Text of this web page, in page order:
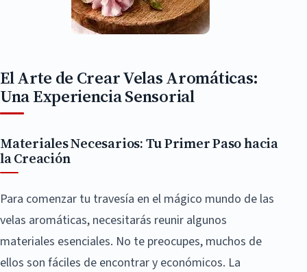
El Arte de Crear Velas Aromáticas:
Una Experiencia Sensorial
Materiales Necesarios: Tu Primer Paso hacia
la Creación
Para comenzar tu travesía en el mágico mundo de las
velas aromáticas, necesitarás reunir algunos
materiales esenciales. No te preocupes, muchos de
ellos son fáciles de encontrar y económicos. La